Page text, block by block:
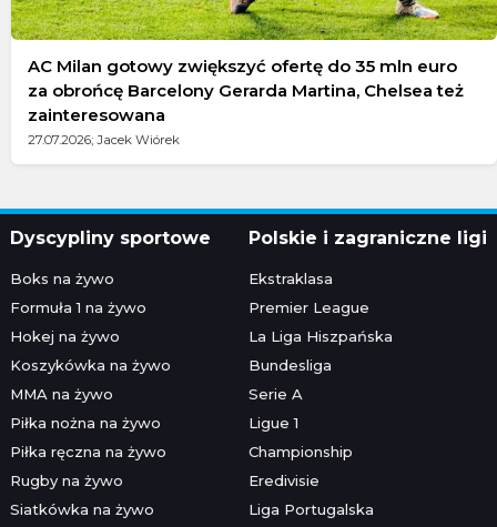
AC Milan gotowy zwiększyć ofertę do 35 mln euro
za obrońcę Barcelony Gerarda Martina, Chelsea też
zainteresowana
27.07.2026; Jacek Wiórek
Dyscypliny sportowe
Boks na żywo
Formuła 1 na żywo
Hokej na żywo
Koszykówka na żywo
MMA na żywo
Piłka nożna na żywo
Piłka ręczna na żywo
Rugby na żywo
Siatkówka na żywo
Polskie i zagraniczne ligi
Ekstraklasa
Premier League
La Liga Hiszpańska
Bundesliga
Serie A
Ligue 1
Championship
Eredivisie
Liga Portugalska